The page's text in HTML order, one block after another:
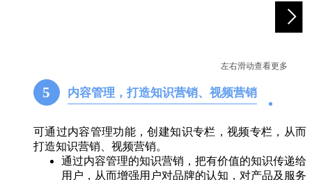
左右滑动查看更多
5 内容管理，打造知识营销、视频营销
可通过内容管理功能，创建知识专栏，视频专栏，从而
打造知识营销、视频营销。
通过内容管理的知识营销，把有价值的知识传递给
用户，从而增强用户对品牌的认知，对产品及服务